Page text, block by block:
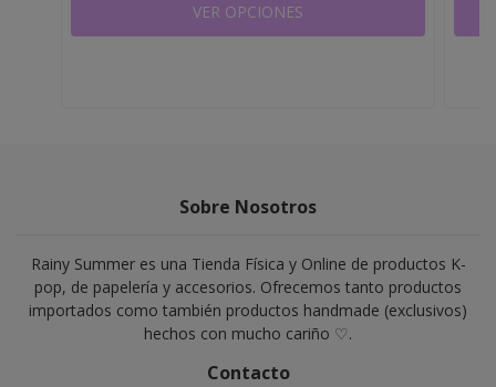
VER OPCIONES
Sobre Nosotros
Rainy Summer es una Tienda Física y Online de productos K-
pop, de papelería y accesorios. Ofrecemos tanto productos
importados como también productos handmade (exclusivos)
hechos con mucho cariño ♡.
Contacto